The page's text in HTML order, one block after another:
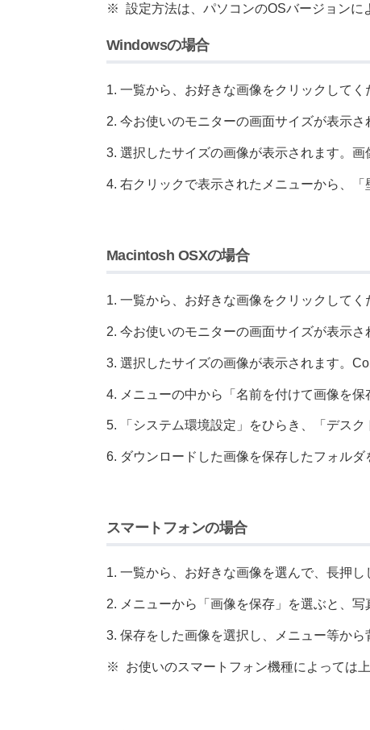
※ 設定方法は、パソコンのOSバージョンに
Windowsの場合
一覧から、お好きな画像をクリックしてく
今お使いのモニターの画面サイズが表示
選択したサイズの画像が表示されます。
右クリックで表示されたメニューから、「
Macintosh OSXの場合
一覧から、お好きな画像をクリックしてく
今お使いのモニターの画面サイズが表示
選択したサイズの画像が表示されます。
メニューの中から「名前を付けて画像を
「システム環境設定」をひらき、「デス
ダウンロードした画像を保存したフォル
スマートフォンの場合
一覧から、お好きな画像を選んで、長押し
メニューから「画像を保存」を選ぶと、
保存をした画像を選択し、メニュー等から
※ お使いのスマートフォン機種によっては